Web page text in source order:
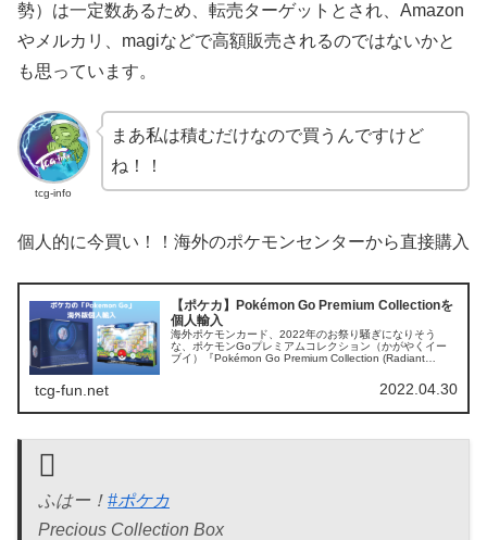
勢）は一定数あるため、転売ターゲットとされ、Amazon
やメルカリ、magiなどで高額販売されるのではないかと
も思っています。
tcg-info
まあ私は積むだけなので買うんですけど
ね！！
個人的に今買い！！海外のポケモンセンターから直接購入
【ポケカ】Pokémon Go Premium Collectionを
個人輸入
海外ポケモンカード、2022年のお祭り騒ぎになりそう
な、ポケモンGoプレミアムコレクション（かがやくイー
ブイ）『Pokémon Go Premium Collection (Radiant
tcg-fun.net 2022.04.30
ふはー！ #ポケカ
Precious Collection Box